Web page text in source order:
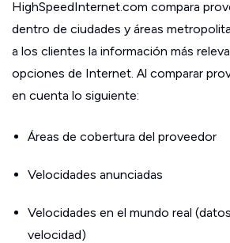
HighSpeedInternet.com compara
dentro de ciudades y áreas
a los clientes la información más
opciones de Internet. Al comparar
en cuenta lo siguiente:
Áreas de cobertura del proveedor
Velocidades anunciadas
Velocidades en el mundo real
velocidad)